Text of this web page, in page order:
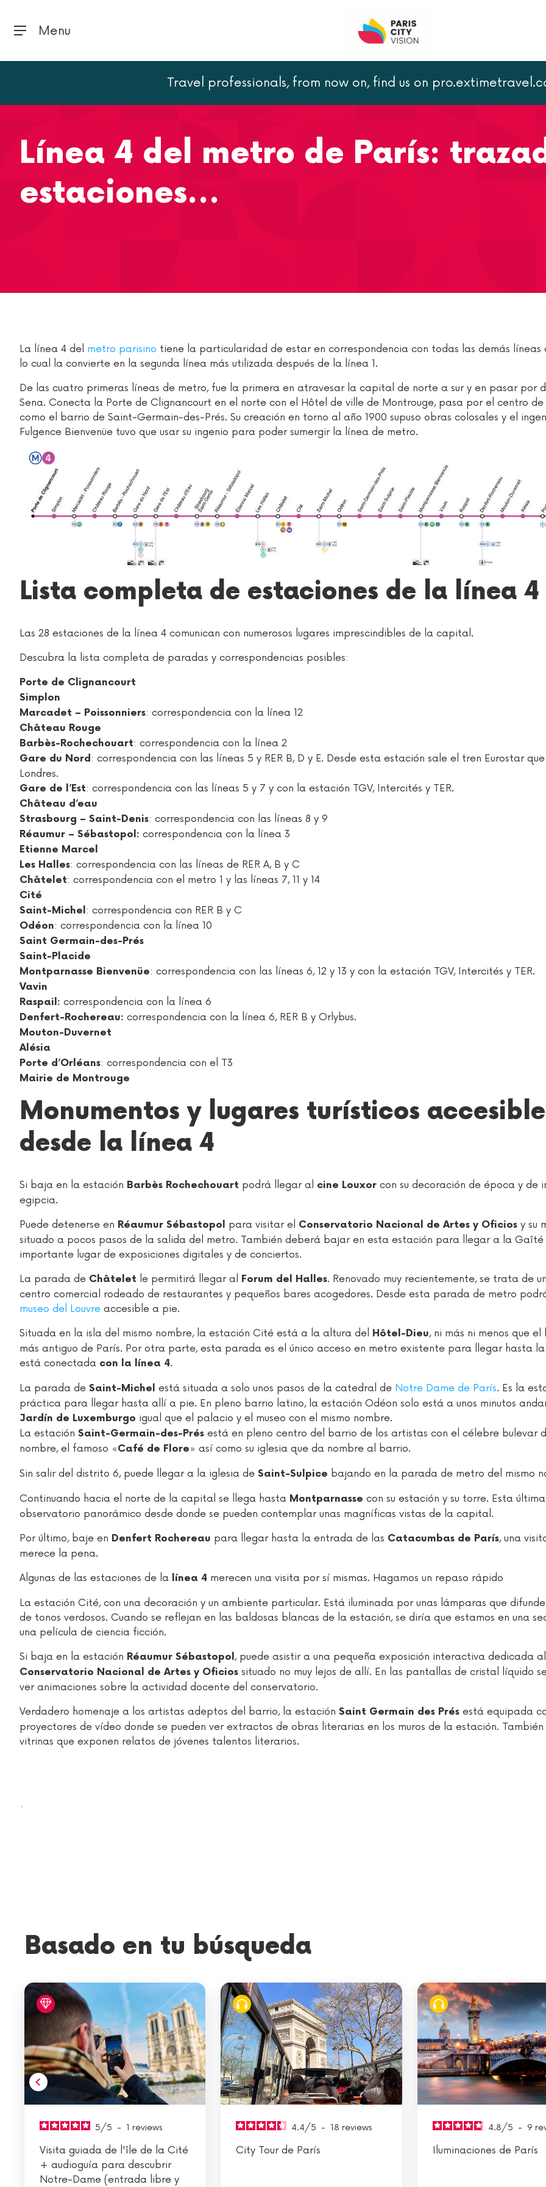
Menu
Travel professionals, from now on, find us on
Línea 4 del metro de París: trazado, estaciones...
Línea 4 del metro de París:
estaciones...
La línea 4 del metro parisino tiene la particularidad de estar en correspondencia con todas las demás líneas
lo cual la convierte en la segunda línea más utilizada después de la línea 1.
De las cuatro primeras líneas de metro, fue la primera en atravesar la capital de norte a sur y en pasar por
Sena. Conecta la Porte de Clignancourt en el norte con el Hôtel de ville de Montrouge, pasa por el centro
como el barrio de Saint-Germain-des-Prés. Su creación en torno al año 1900 supuso obras colosales y el
Fulgence Bienvenüe tuvo que usar su ingenio para poder sumergir la línea de metro.
Lista completa de estaciones de la línea 4
Las 28 estaciones de la línea 4 comunican con numerosos lugares imprescindibles de la capital.
Descubra la lista completa de paradas y correspondencias posibles:
Porte de Clignancourt
Simplon
Marcadet – Poissonniers: correspondencia con la línea 12
Château Rouge
Barbès-Rochechouart: correspondencia con la línea 2
Gare du Nord : correspondencia con las líneas 5 y RER B, D y E. Desde esta estación sale el tren Eurostar
Londres.
Gare de l’Est: correspondencia con las líneas 5 y 7 y con la estación TGV, Intercités y TER.
Château d’eau
Strasbourg – Saint-Denis: correspondencia con las líneas 8 y 9
Réaumur – Sébastopol: correspondencia con la línea 3
Etienne Marcel
Les Halles: correspondencia con las líneas de RER A, B y C
Châtelet: correspondencia con el metro 1 y las líneas 7, 11 y 14
Cité
Saint-Michel : correspondencia con RER B y C
Odéon: correspondencia con la línea 10
Saint Germain-des-Prés
Saint-Placide
Montparnasse Bienvenüe: correspondencia con las líneas 6, 12 y 13 y con la estación TGV, Intercités y TER.
Vavin
Raspail: correspondencia con la línea 6
Denfert-Rochereau: correspondencia con la línea 6, RER B y Orlybus.
Mouton-Duvernet
Alésia
Porte d’Orléans: correspondencia con el T3
Mairie de Montrouge
Monumentos y lugares turísticos
desde la línea 4
Si baja en la estación Barbès Rochechouart podrá llegar al cine Louxor con su decoración de época y de
egipcia.
Puede detenerse en Réaumur Sébastopol para visitar el Conservatorio Nacional de Artes y Oficios y su
situado a pocos pasos de la salida del metro. También deberá bajar en esta estación para llegar a la Gaîté
importante lugar de exposiciones digitales y de conciertos.
La parada de Châtelet le permitirá llegar al Forum del Halles. Renovado muy recientemente, se trata de
centro comercial rodeado de restaurantes y pequeños bares acogedores. Desde esta parada de metro
museo del Louvre accesible a pie.
Situada en la isla del mismo nombre, la estación Cité está a la altura del
Hôtel-Dieu, ni más ni menos que
más antiguo de París. Por otra parte, esta parada es el único acceso en metro existente para llegar hasta la
está conectada con la línea 4.
La parada de Saint-Michel está situada a solo unos pasos de la catedral de Notre Dame de París. Es la
práctica para llegar hasta allí a pie. En pleno barrio latino, la estación Odéon solo está a unos minutos
Jardín de Luxemburgo igual que el palacio y el museo con el mismo nombre.
La estación Saint-Germain-des-Prés está en pleno centro del barrio de los artistas con el célebre bulevar
nombre, el famoso «Café de Flore» así como su iglesia que da nombre al barrio.
Sin salir del distrito 6, puede llegar a la iglesia de Saint-Sulpice bajando en la parada de metro del mismo
Continuando hacia el norte de la capital se llega hasta Montparnasse con su estación y su torre. Esta
observatorio panorámico desde donde se pueden contemplar unas magníficas vistas de la capital.
Por último, baje en Denfert Rochereau para llegar hasta la entrada de las Catacumbas de París, una
merece la pena.
Algunas de las estaciones de la línea 4 merecen una visita por sí mismas. Hagamos un repaso rápido
La estación Cité, con una decoración y un ambiente particular. Está iluminada por unas lámparas que
de tonos verdosos. Cuando se reflejan en las baldosas blancas de la estación, se diría que estamos en una
una película de ciencia ficción.
Si baja en la estación Réaumur Sébastopol , puede asistir a una pequeña exposición interactiva dedicada al
Conservatorio Nacional de Artes y Oficios situado no muy lejos de allí. En las pantallas de cristal líquido
ver animaciones sobre la actividad docente del conservatorio.
Verdadero homenaje a los artistas adeptos del barrio, la estación Saint Germain des Prés está equipada
proyectores de vídeo donde se pueden ver extractos de obras literarias en los muros de la estación. También
vitrinas que exponen relatos de jóvenes talentos literarios.
.
Basado en tu búsqueda
5/5 - 1 reviews
Visita guiada de l'île de la Cité
+ audioguía para descubrir
Notre-Dame (entrada libre y
4.4/5 - 18reviews
City Tour de París
4.8/5 - 9
Iluminaciones de París